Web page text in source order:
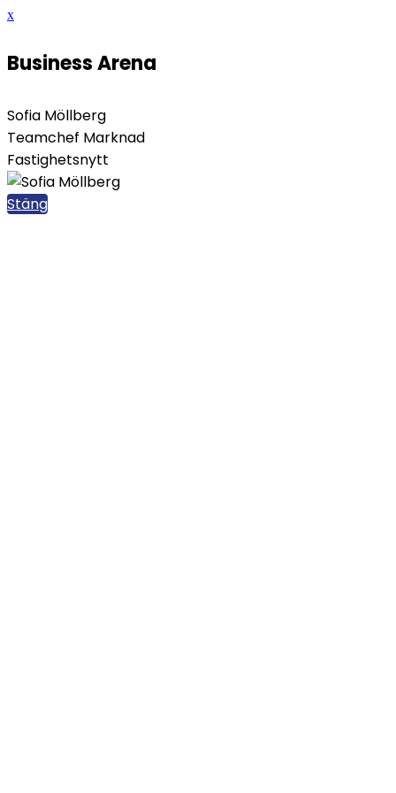
x
Business Arena
Sofia Möllberg
Teamchef Marknad
Fastighetsnytt
Stäng